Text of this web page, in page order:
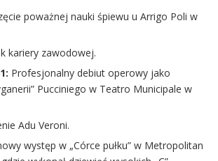
poważnej nauki śpiewu u Arrigo Poli w
kariery zawodowej.
Profesjonalny debiut operowy jako
Pucciniego w Teatro Municipale w
Adu Veroni.
występ w „Córce pułku” w Metropolitan